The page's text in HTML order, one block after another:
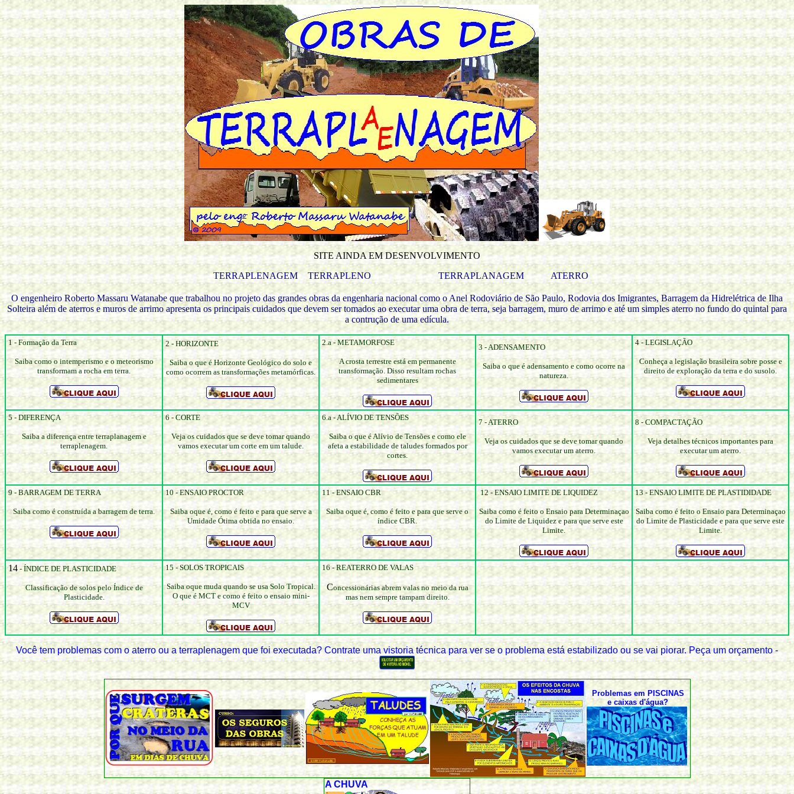
SITE AINDA EM DESENVOLVIMENTO
TERRAPLENAGEM
TERRAPLENO TERRAPLANAGEM ATERRO
O engenheiro Roberto Massaru Watanabe que trabalhou no projeto das grandes obras da engenharia nacional como o Anel Rodoviário de São Paulo, Rodovia dos Imigrantes, Barragem da Hidrelétrica de Ilha
Solteira além de aterros e muros de arrimo apresenta os principais cuidados que devem ser tomados ao executar uma obra de terra, seja barragem, muro de arrimo e até um simples aterro no fundo do quintal para
a contrução de uma edícula.
1 - Formação da Terra
Saiba como o intemperismo e o meteorismo
transformam a rocha em terra.
2 - HORIZONTE
Saiba o que é Horizonte Geológico do solo e
como ocorrem as transformações metamórficas.
2.a - METAMORFOSE
A crosta terrestre está em permanente
transformação. Disso resultam rochas
sedimentares
3 - ADENSAMENTO
Saiba o que é adensamento e como ocorre na
natureza.
4 - LEGISLAÇÃO
Conheça a legislação brasileira sobre posse e
direito de exploração da terra e do susolo.
5 - DIFERENÇA
Saiba a diferença entre terraplanagem e
terraplenagem.
6 - CORTE
Veja os cuidados que se deve tomar quando
vamos executar um corte em um talude.
6.a - ALÍVIO DE TENSÕES
Saiba o que é Alívio de Tensões e como ele
afeta a estabilidade de taludes formados por
cortes.
7 - ATERRO
Veja os cuidados que se deve tomar quando
vamos executar um aterro.
8 - COMPACTAÇÃO
Veja detalhes técnicos importantes para
executar um aterro.
9 - BARRAGEM DE TERRA
Saiba como é construída a barragem de terra.
10 - ENSAIO PROCTOR
Saiba oque é, como é feito e para que serve a
Umidade Ótima obtida no ensaio.
11 - ENSAIO CBR
Saiba oque é, como é feito e para que serve o
índice CBR.
12 - ENSAIO LIMITE DE LIQUIDEZ
Saiba como é feito o Ensaio para Determinaçao
do Limite de Liquidez e para que serve este
Limite.
13 - ENSAIO LIMITE DE PLASTIDIDADE
Saiba como é feito o Ensaio para Determinaçao
do Limite de Plasticidade e para que serve este
Limite.
14 - ÍNDICE DE PLASTICIDADE
Classificação de solos pelo Índice de
Plasticidade.
15 - SOLOS TROPICAIS
Saiba oque muda quando se usa Solo Tropical.
O que é MCT e como é feito o ensaio mini-
MCV
16 - REATERRO DE VALAS
Concessionárias abrem valas no meio da rua
mas nem sempre tampam direito.
Você tem problemas com o aterro ou a terraplenagem que foi executada? Contrate uma vistoria técnica para ver se o problema está estabilizado ou se vai piorar. Peça um orçamento -
Problemas em PISCINAS
e caixas d'água?
A CHUVA